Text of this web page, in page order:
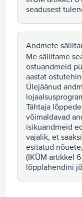
seadusest
Andmete
Me säilitame
ostuandmeid
aastat
Ülejäänud
Tähtaja
võimaldavad
isikuandmeid
vajalik, et
esitatud
(IKÜM artikkel
lõpplahendini